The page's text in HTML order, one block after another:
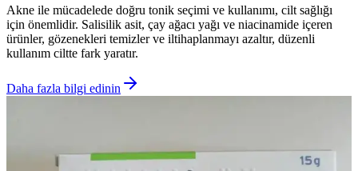
Akne ile mücadelede doğru tonik seçimi ve kullanımı, cilt sağlığı
için önemlidir. Salisilik asit, çay ağacı yağı ve niacinamide içeren
ürünler, gözenekleri temizler ve iltihaplanmayı azaltır, düzenli
kullanım ciltte fark yaratır.
Daha fazla bilgi edinin